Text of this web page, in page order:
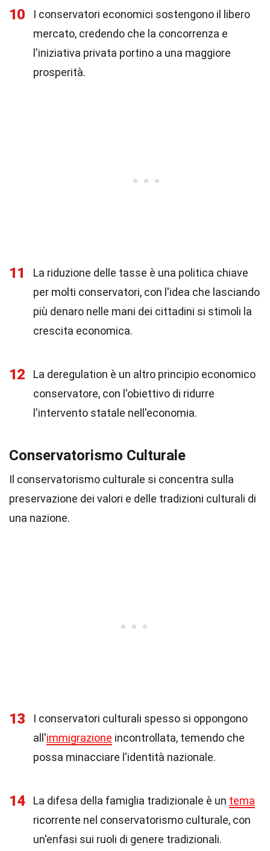
10
I conservatori economici sostengono il libero
mercato, credendo che la concorrenza e
l'iniziativa privata portino a una maggiore
prosperità.
11
La riduzione delle tasse è una politica chiave
per molti conservatori, con l'idea che lasciando
più denaro nelle mani dei cittadini si stimoli la
crescita economica.
12
La deregulation è un altro principio economico
conservatore, con l'obiettivo di ridurre
l'intervento statale nell'economia.
Conservatorismo Culturale
Il conservatorismo culturale si concentra sulla
preservazione dei valori e delle tradizioni culturali di
una nazione.
13
I conservatori culturali spesso si oppongono
all'immigrazione incontrollata, temendo che
possa minacciare l'identità nazionale.
14 La difesa della famiglia tradizionale è un tema
ricorrente nel conservatorismo culturale, con
un'enfasi sui ruoli di genere tradizionali.